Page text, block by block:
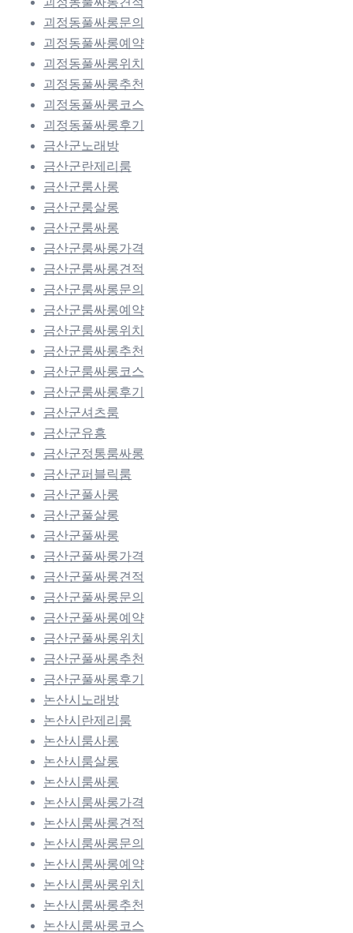
괴정동풀싸롱문의
괴정동풀싸롱예약
괴정동풀싸롱위치
괴정동풀싸롱추천
괴정동풀싸롱코스
괴정동풀싸롱후기
금산군노래방
금산군란제리룸
금산군룸사롱
금산군룸살롱
금산군룸싸롱
금산군룸싸롱가격
금산군룸싸롱견적
금산군룸싸롱문의
금산군룸싸롱예약
금산군룸싸롱위치
금산군룸싸롱추천
금산군룸싸롱코스
금산군룸싸롱후기
금산군셔츠룸
금산군유흥
금산군정통룸싸롱
금산군퍼블릭룸
금산군풀사롱
금산군풀살롱
금산군풀싸롱
금산군풀싸롱가격
금산군풀싸롱견적
금산군풀싸롱문의
금산군풀싸롱예약
금산군풀싸롱위치
금산군풀싸롱추천
금산군풀싸롱후기
논산시노래방
논산시란제리룸
논산시룸사롱
논산시룸살롱
논산시룸싸롱
논산시룸싸롱가격
논산시룸싸롱견적
논산시룸싸롱문의
논산시룸싸롱예약
논산시룸싸롱위치
논산시룸싸롱추천
논산시룸싸롱코스